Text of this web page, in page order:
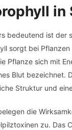
in
bedeutend ist der
sorgt bei
Pflanze sich mit
Blut bezeichnet.
Struktur und
die
zu. Das